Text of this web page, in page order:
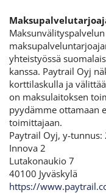
yhteistyössä
kanssa. Paytrail Oyj
korttilaskulla ja
on maksulaitoksen
pyydämme ottamaan
toimittajaan.
Paytrail Oyj, y-tunnus:
Innova 2
Lutakonaukio 7
40100 Jyväskylä
https://